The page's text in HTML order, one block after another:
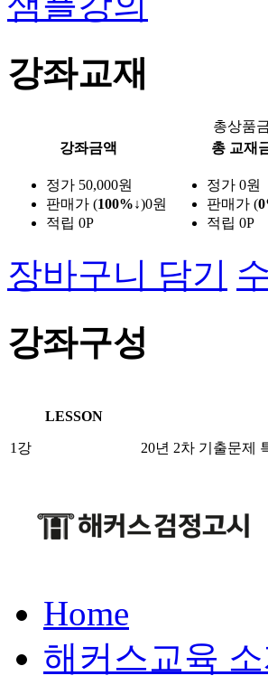
강좌교재
총상품
강좌금액
총 교재
정가 50,000원
판매가 (100%↓)0원
적립 0P
정가 0원
판매가 (
적립 0P
장바구니 담기
강좌구성
LESSON
1강 20년 2차 기출문제
Home
해커스교육 소